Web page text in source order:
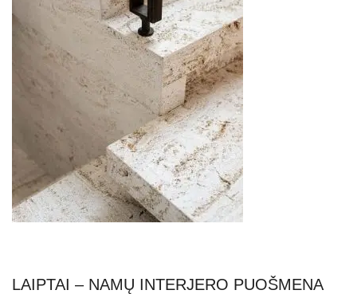
LAIPTAI – NAMŲ INTERJERO PUOŠMENA